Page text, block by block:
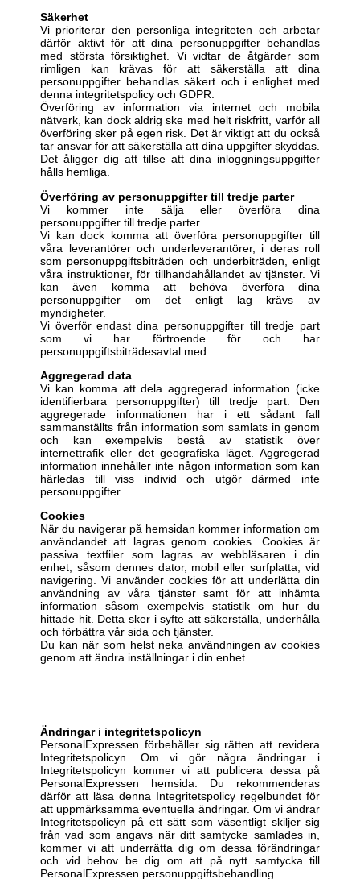
Säkerhet
Vi prioriterar den personliga integriteten och arbetar
därför aktivt för att dina personuppgifter behandlas
med största försiktighet. Vi vidtar de åtgärder som
rimligen kan krävas för att säkerställa att dina
personuppgifter behandlas säkert och i enlighet med
denna integritetspolicy och GDPR.
Överföring av information via internet och mobila
nätverk, kan dock aldrig ske med helt riskfritt, varför all
överföring sker på egen risk. Det är viktigt att du också
tar ansvar för att säkerställa att dina uppgifter skyddas.
Det åligger dig att tillse att dina inloggningsuppgifter
hålls hemliga.
Överföring av personuppgifter till tredje parter
Vi kommer inte sälja eller överföra dina
personuppgifter till tredje parter.
Vi kan dock komma att överföra personuppgifter till
våra leverantörer och underleverantörer, i deras roll
som personuppgiftsbiträden och underbiträden, enligt
våra instruktioner, för tillhandahållandet av tjänster. Vi
kan även komma att behöva överföra dina
personuppgifter om det enligt lag krävs av
myndigheter.
Vi överför endast dina personuppgifter till tredje part
som vi har förtroende för och har
personuppgiftsbiträdesavtal med.
Aggregerad data
Vi kan komma att dela aggregerad information (icke
identifierbara personuppgifter) till tredje part. Den
aggregerade informationen har i ett sådant fall
sammanställts från information som samlats in genom
och kan exempelvis bestå av statistik över
internettrafik eller det geografiska läget. Aggregerad
information innehåller inte någon information som kan
härledas till viss individ och utgör därmed inte
personuppgifter.
Cookies
När du navigerar på hemsidan kommer information om
användandet att lagras genom cookies. Cookies är
passiva textfiler som lagras av webbläsaren i din
enhet, såsom dennes dator, mobil eller surfplatta, vid
navigering. Vi använder cookies för att underlätta din
användning av våra tjänster samt för att inhämta
information såsom exempelvis statistik om hur du
hittade hit. Detta sker i syfte att säkerställa, underhålla
och förbättra vår sida och tjänster.
Du kan när som helst neka användningen av cookies
genom att ändra inställningar i din enhet.
Ändringar i integritetspolicyn
PersonalExpressen förbehåller sig rätten att revidera
Integritetspolicyn. Om vi gör några ändringar i
Integritetspolicyn kommer vi att publicera dessa på
PersonalExpressen hemsida. Du rekommenderas
därför att läsa denna Integritetspolicy regelbundet för
att uppmärksamma eventuella ändringar. Om vi ändrar
Integritetspolicyn på ett sätt som väsentligt skiljer sig
från vad som angavs när ditt samtycke samlades in,
kommer vi att underrätta dig om dessa förändringar
och vid behov be dig om att på nytt samtycka till
PersonalExpressen personuppgiftsbehandling.